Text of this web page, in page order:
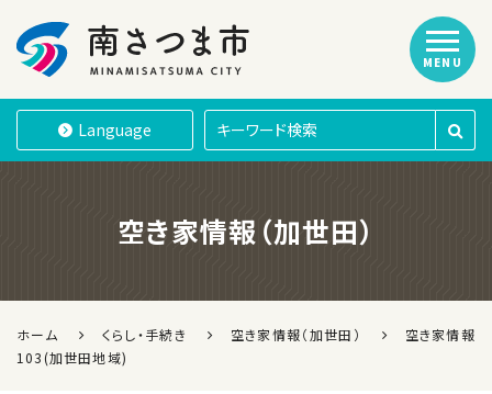
南さつま市
Language
MENU
空き家情報（加世田）
ホーム くらし・手続き 空き家情報（加世田）
空き家情報
103(加世田地域)